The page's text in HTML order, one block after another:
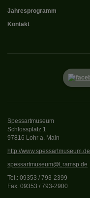
Jahresprogramm
Kontakt
Spessartmuseum
Schlossplatz 1
97816 Lohr a. Main
http://www.spessartmuseum.de
spessartmuseum@Lramsp.de
Tel.: 09353 / 793-2399
Fax: 09353 / 793-2900